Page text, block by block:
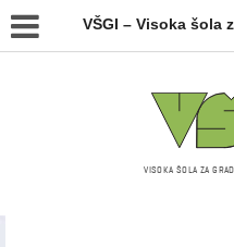
VŠGI – Visoka šola
VISOKA ŠOLA ZA